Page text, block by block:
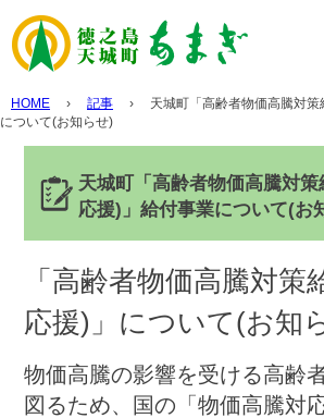
HOME › 記事 ›
天城町「高齢者物価高騰対
について(お知らせ)
天城町「高齢者物価高騰対
応援)」給付事業について(お
「高齢者物価高騰対策
応援)」について(お知
物価高騰の影響を受ける高齢
図るため、国の「物価高騰対